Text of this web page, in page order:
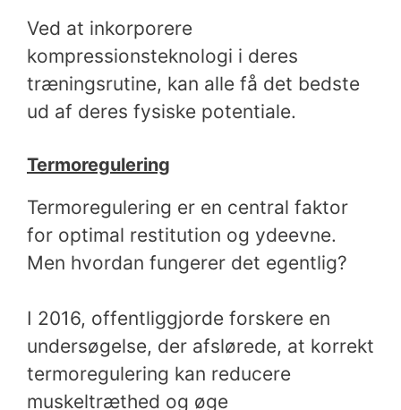
Ved at inkorporere
kompressionsteknologi i deres
træningsrutine, kan alle få det bedste
ud af deres fysiske potentiale.
Termoregulering
Termoregulering er en central faktor
for optimal restitution og ydeevne.
Men hvordan fungerer det egentlig?
I 2016, offentliggjorde forskere en
undersøgelse, der afslørede, at korrekt
termoregulering kan reducere
muskeltræthed og øge